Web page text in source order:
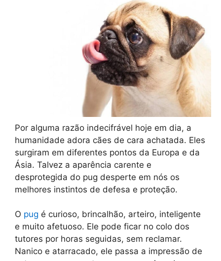
Por alguma razão indecifrável hoje em dia, a
humanidade adora cães de cara achatada. Eles
surgiram em diferentes pontos da Europa e da
Ásia. Talvez a aparência carente e
desprotegida do pug desperte em nós os
melhores instintos de defesa e proteção.
O pug é curioso, brincalhão, arteiro, inteligente
e muito afetuoso. Ele pode ficar no colo dos
tutores por horas seguidas, sem reclamar.
Nanico e atarracado, ele passa a impressão de